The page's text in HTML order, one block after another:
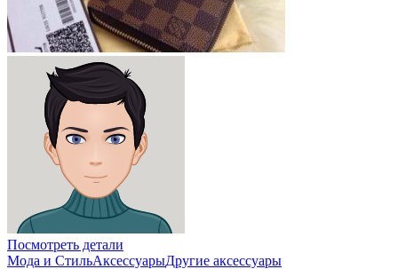
Посмотреть детали
Мода и СтильАксессуарыДругие аксессуары